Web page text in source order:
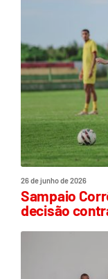
26 de junho de 2026
Sampaio
decisão